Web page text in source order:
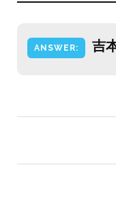
ANSWER: 吉